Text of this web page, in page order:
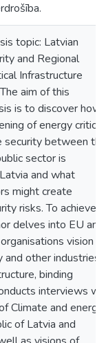
topic: Latvian
and Regional
Infrastructure
aim of this
is to discover how
of energy critical
security between the
sector is
and what
might create
risks. To achieve
delves into EU and
vision
other industries
binding
interviews
Climate and energy
of Latvia and